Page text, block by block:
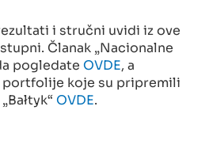
i stručni uvidi iz ove
Članak „Nacionalne
pogledate OVDE, a
portfolije koje su pripremili
OVDE.